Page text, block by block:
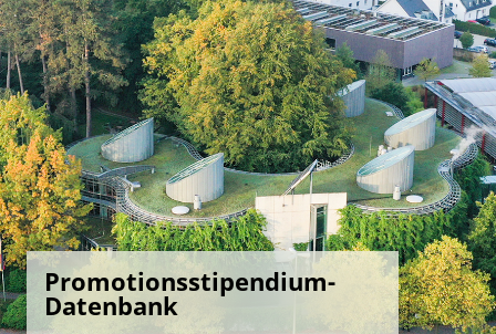
Promotionsstipendium-
Datenbank